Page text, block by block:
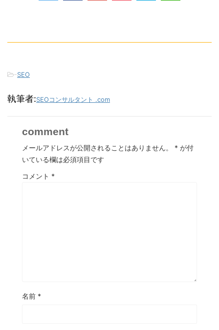
-SEO
執筆者:SEOコンサルタント .com
comment
メールアドレスが公開されることはありません。 * が付
いている欄は必須項目です
コメント *
名前 *